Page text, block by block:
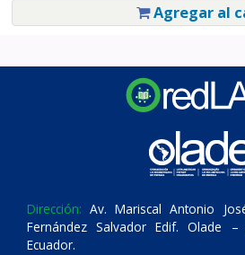
Agregar al
Dirección: Av. Mariscal Antonio
Fernández Salvador Edif. Olade
Ecuador.